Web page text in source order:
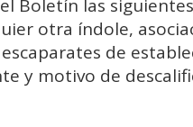
Boletín las
otra índole,
de
y motivo de